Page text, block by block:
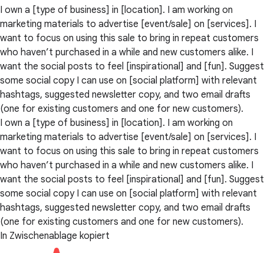
I own a [type of business] in [location]. I am working on
marketing materials to advertise [event/sale] on [services]. I
want to focus on using this sale to bring in repeat customers
who haven’t purchased in a while and new customers alike. I
want the social posts to feel [inspirational] and [fun]. Suggest
some social copy I can use on [social platform] with relevant
hashtags, suggested newsletter copy, and two email drafts
(one for existing customers and one for new customers).
I own a [type of business] in [location]. I am working on
marketing materials to advertise [event/sale] on [services]. I
want to focus on using this sale to bring in repeat customers
who haven’t purchased in a while and new customers alike. I
want the social posts to feel [inspirational] and [fun]. Suggest
some social copy I can use on [social platform] with relevant
hashtags, suggested newsletter copy, and two email drafts
(one for existing customers and one for new customers).
In Zwischenablage kopiert